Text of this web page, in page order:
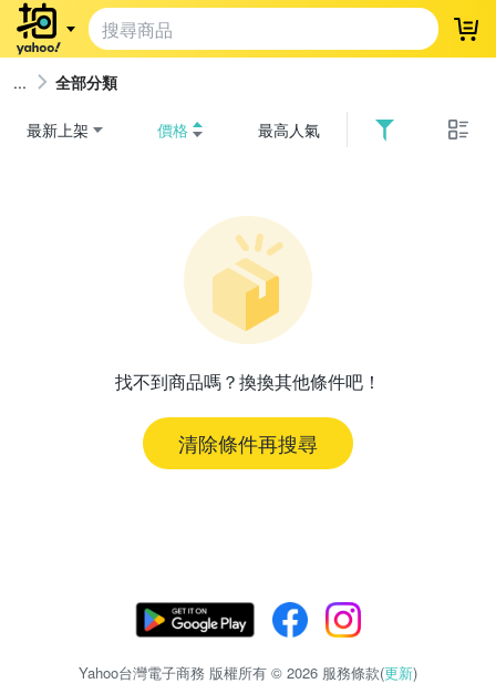
登
全部分類
最新上架 價格 最高人氣
找不到商品嗎？換換其他條件吧！
清除條件再搜尋
Yahoo台灣電子商務 版權所有 © 2026 服務條款(更新)